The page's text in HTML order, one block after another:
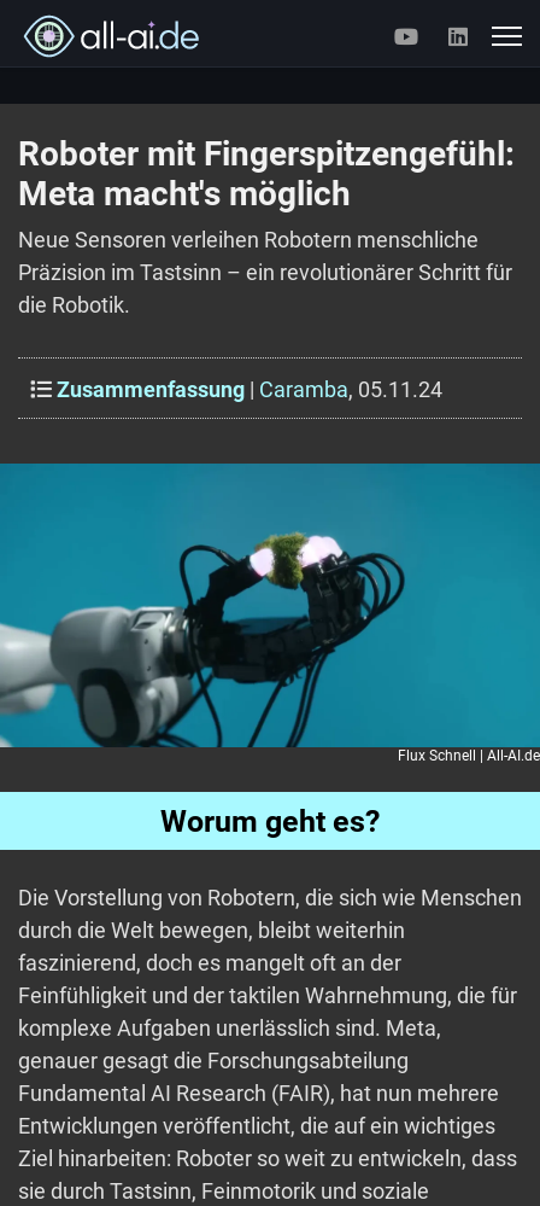
Roboter mit Fingerspitzengefühl:
Meta macht's möglich
Neue Sensoren verleihen Robotern menschliche
Präzision im Tastsinn – ein revolutionärer Schritt für
die Robotik.
Zusammenfassung | Caramba, 05.11.24
Flux Schnell | All-AI.de
Worum geht es?
Die Vorstellung von Robotern, die sich wie Menschen
durch die Welt bewegen, bleibt weiterhin
faszinierend, doch es mangelt oft an der
Feinfühligkeit und der taktilen Wahrnehmung, die für
komplexe Aufgaben unerlässlich sind. Meta,
genauer gesagt die Forschungsabteilung
Fundamental AI Research (FAIR), hat nun mehrere
Entwicklungen veröffentlicht, die auf ein wichtiges
Ziel hinarbeiten: Roboter so weit zu entwickeln, dass
sie durch Tastsinn, Feinmotorik und soziale